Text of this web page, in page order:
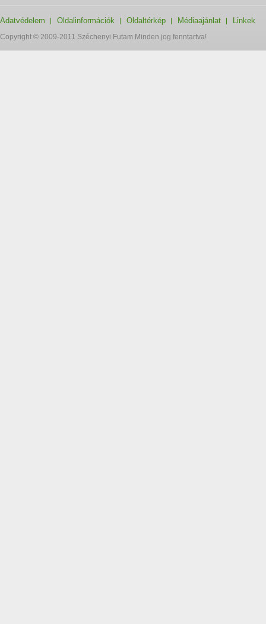
Adatvédelem Oldalinformációk Oldaltérkép Médiaajánlat Linkek
Copyright © 2009-2011 Széchenyi Futam Minden jog fenntartva!